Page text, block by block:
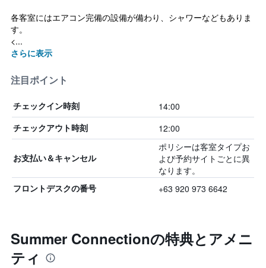
各客室にはエアコン完備の設備が備わり、シャワーなどもありま
す。
<...
さらに表示
注目ポイント
チェックイン時刻 14:00
チェックアウト時刻 12:00
お支払い＆キャンセル
ポリシーは客室タイプお
よび予約サイトごとに異
なります。
フロントデスクの番号 +63 920 973 6642
Summer Connectionの特典とアメニ
ティ